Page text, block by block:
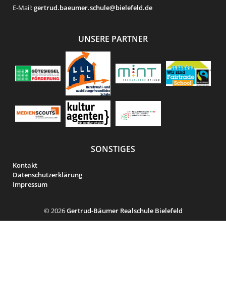
E-Mail:gertrud.baeumer.schule@bielefeld.de
UNSERE PARTNER
SONSTIGES
Kontakt
Datenschutzerklärung
Impressum
© 2026Gertrud-Bäumer Realschule Bielefeld